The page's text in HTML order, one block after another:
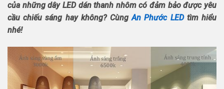
của những dây LED dán thanh nhôm có đảm bảo được yêu
cầu chiếu sáng hay không? CùngAn Phước LEDtìm hiểu
nhé!